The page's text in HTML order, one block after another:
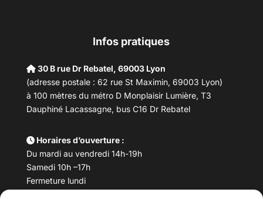
Infos pratiques
30 B rue Dr Rebatel, 69003 Lyon
(adresse postale : 62 rue St Maximin, 69003 Lyon)
à 100 mètres du métro D Monplaisir Lumière, T3
Dauphiné Lacassagne, bus C16 Dr Rebatel
Horaires d’ouverture :
Du mardi au vendredi 14h-19h
Samedi 10h –17h
Fermeture lundi